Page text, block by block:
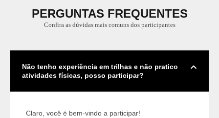
PERGUNTAS FREQUENTES
Confira as dúvidas mais comuns dos participantes
Não tenho experiência em trilhas e não pratico
atividades físicas, posso participar?
Claro, você é bem-vindo a participar!